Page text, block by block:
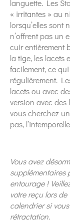
languette. Les
« irritantes » au
lorsqu’elles sont
n’offrent pas un
cuir entièrement
la tige, les lacets
facilement, ce
régulièrement.
lacets ou avec
version avec des
vous cherchez
pas,
Vous avez
supplémentaires
entourage !
votre reçu lors
calendrier si
rétractation.